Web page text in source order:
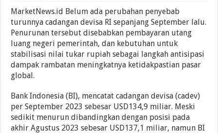
MarketNews.id Belum ada perubahan penyebab
turunnya cadangan devisa RI sepanjang September lalu.
Penurunan tersebut disebabkan pembayaran utang
luang negeri pemerintah, dan kebutuhan untuk
stabilisasi nilai tukar rupiah sebagai langkah antisipasi
dampak rambatan meningkatnya ketidakpastian pasar
global.
Bank Indonesia (BI), mencatat cadangan devisa (cadev)
per September 2023 sebesar USD134,9 miliar. Meski
sedikit menurun dibandingkan dengan posisi pada
akhir Agustus 2023 sebesar USD137,1 miliar, namun BI